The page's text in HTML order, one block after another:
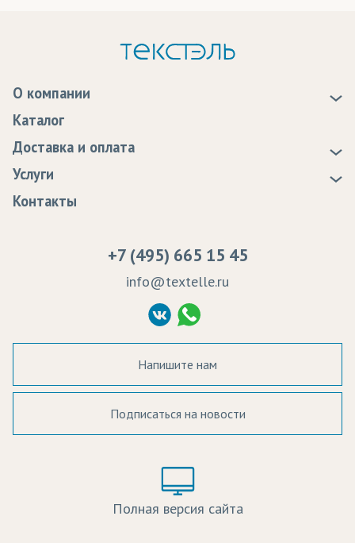
О компании
Статьи
Программа лояльности
Сертификаты качества
Судебные решения
Политика Конфиденциальности
Согласие на обработку ПД
Каталог
Доставка и оплата
Доставка
Оплата
Услуги
Образцы
Контакты
+7 (495) 665 15 45
info@textelle.ru
Напишите нам
Подписаться на новости
Полная версия сайта